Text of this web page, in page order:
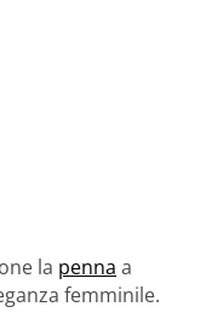
la penna a
femminile.